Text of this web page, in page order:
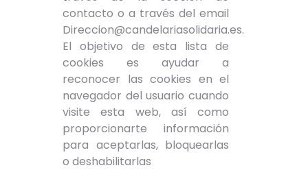
contacto o a través del email
Direccion@candelariasolidaria.es.
El objetivo de esta lista de
cookies es ayudar a
reconocer las cookies en el
navegador del usuario cuando
visite esta web, así como
proporcionarte información
para aceptarlas, bloquearlas
o deshabilitarlas